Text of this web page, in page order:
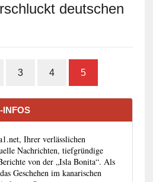
deutschen
3 4 5
INFOS
Ihrer verlässlichen
Nachrichten, tiefgründige
von der „Isla Bonita“. Als
Geschehen im kanarischen